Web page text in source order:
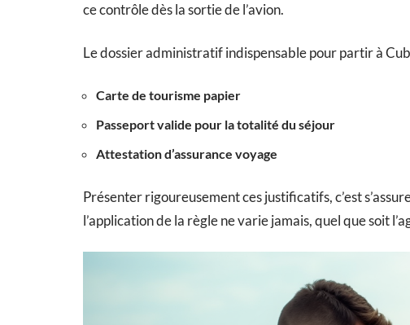
ce contrôle dès la sortie de l’avion.
Le dossier administratif indispensable pour partir à
Carte de tourisme papier
Passeport valide pour la totalité du séjour
Attestation d’assurance voyage
Présenter rigoureusement ces justificatifs, c’est
l’application de la règle ne varie jamais, quel que soit